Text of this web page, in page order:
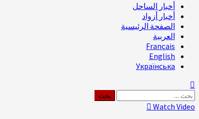
Primary
Menu
أخبار الساحل
أخبار أزواد
الصفحة الرئيسية
العربية
Français
English
Українська
البحث
عن:
Watch Video